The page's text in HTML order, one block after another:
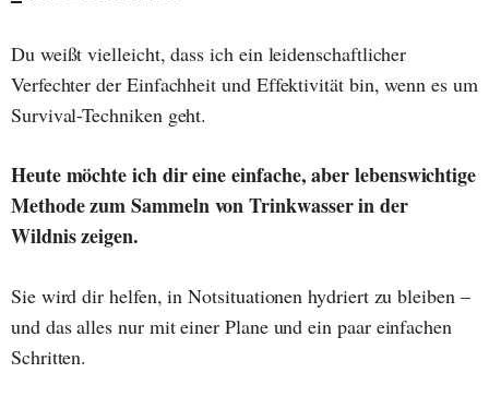
Du weißt vielleicht, dass ich ein leidenschaftlicher
Verfechter der Einfachheit und Effektivität bin, wenn es um
Survival-Techniken geht.
Heute möchte ich dir eine einfache, aber lebenswichtige
Methode zum Sammeln von Trinkwasser in der
Wildnis zeigen.
Sie wird dir helfen, in Notsituationen hydriert zu bleiben –
und das alles nur mit einer Plane und ein paar einfachen
Schritten.